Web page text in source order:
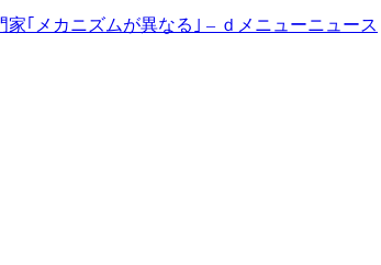
｢メカニズムが異なる｣ – ｄメニューニュース